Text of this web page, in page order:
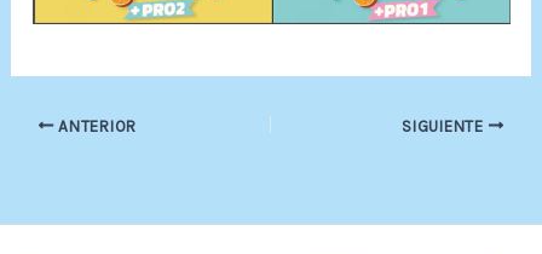
ANTERIOR SIGUIENTE